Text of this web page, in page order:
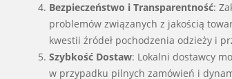
Bezpieczeństwo i Transparentność:
problemów związanych z jakością
kwestii źródeł pochodzenia odzieży i
Szybkość Dostaw: Lokalni dostawcy
w przypadku pilnych zamówień i